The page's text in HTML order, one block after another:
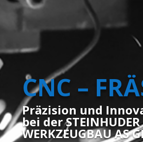
CNC –
Präzision und
bei der STEINHUDER
WERKZEUGBAU AS